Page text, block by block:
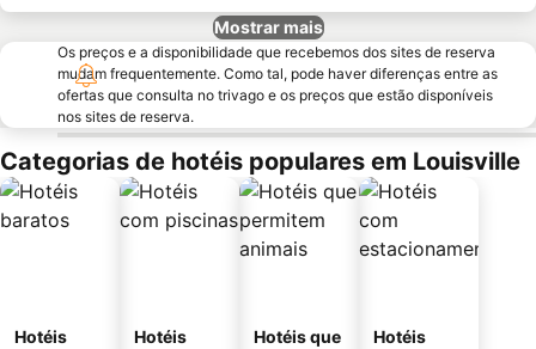
Mostrar mais
Os preços e a disponibilidade que recebemos dos sites de reserva
mudam frequentemente. Como tal, pode haver diferenças entre as
ofertas que consulta no trivago e os preços que estão disponíveis
nos sites de reserva.
Categorias de hotéis populares em Louisville
Hotéis
Hotéis
Hotéis que
Hotéis